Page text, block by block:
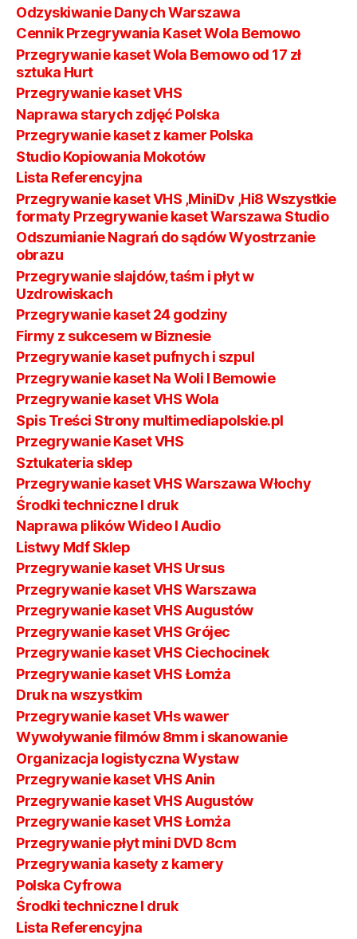
Odzyskiwanie Danych Warszawa
Cennik Przegrywania Kaset Wola Bemowo
Przegrywanie kaset Wola Bemowo od 17 zł
sztuka Hurt
Przegrywanie kaset VHS
Naprawa starych zdjęć Polska
Przegrywanie kaset z kamer Polska
Studio Kopiowania Mokotów
Lista Referencyjna
Przegrywanie kaset VHS ,MiniDv ,Hi8 Wszystkie
formaty Przegrywanie kaset Warszawa Studio
Odszumianie Nagrań do sądów Wyostrzanie
obrazu
Przegrywanie slajdów, taśm i płyt w
Uzdrowiskach
Przegrywanie kaset 24 godziny
Firmy z sukcesem w Biznesie
Przegrywanie kaset pufnych i szpul
Przegrywanie kaset Na Woli I Bemowie
Przegrywanie kaset VHS Wola
Spis Treści Strony multimediapolskie.pl
Przegrywanie Kaset VHS
Sztukateria sklep
Przegrywanie kaset VHS Warszawa Włochy
Środki techniczne I druk
Naprawa plików Wideo I Audio
Listwy Mdf Sklep
Przegrywanie kaset VHS Ursus
Przegrywanie kaset VHS Warszawa
Przegrywanie kaset VHS Augustów
Przegrywanie kaset VHS Grójec
Przegrywanie kaset VHS Ciechocinek
Przegrywanie kaset VHS Łomża
Druk na wszystkim
Przegrywanie kaset VHs wawer
Wywoływanie filmów 8mm i skanowanie
Organizacja logistyczna Wystaw
Przegrywanie kaset VHS Anin
Przegrywanie kaset VHS Augustów
Przegrywanie kaset VHS Łomża
Przegrywanie płyt mini DVD 8cm
Przegrywania kasety z kamery
Polska Cyfrowa
Środki techniczne I druk
Lista Referencyjna